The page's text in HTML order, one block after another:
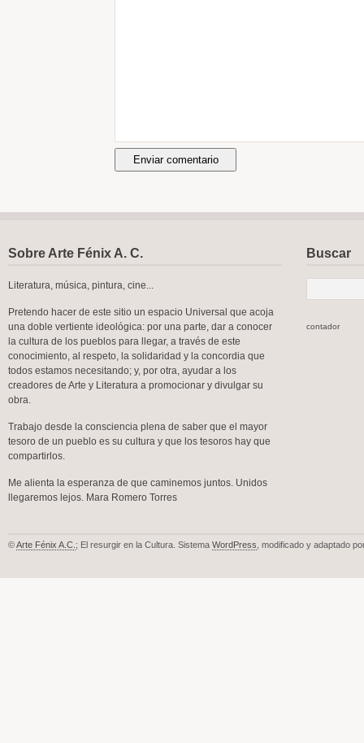
Sobre Arte Fénix A. C.
Literatura, música, pintura, cine...
Pretendo hacer de este sitio un espacio Universal que acoja
una doble vertiente ideológica: por una parte, dar a conocer
la cultura de los pueblos para llegar, a través de este
conocimiento, al respeto, la solidaridad y la concordia que
todos estamos necesitando; y, por otra, ayudar a los
creadores de Arte y Literatura a promocionar y divulgar su
obra.
Trabajo desde la consciencia plena de saber que el mayor
tesoro de un pueblo es su cultura y que los tesoros hay que
compartirlos.
Me alienta la esperanza de que caminemos juntos. Unidos
llegaremos lejos. Mara Romero Torres
Buscar
contador
©Arte Fénix A.C. ; El resurgir en la Cultura. Sistema WordPress , modificado y adaptado